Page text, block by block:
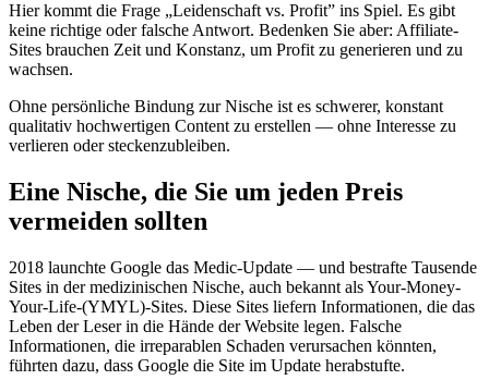
Hier kommt die Frage „Leidenschaft vs. Profit” ins Spiel. Es gibt
keine richtige oder falsche Antwort. Bedenken Sie aber: Affiliate-
Sites brauchen Zeit und Konstanz, um Profit zu generieren und zu
wachsen.
Ohne persönliche Bindung zur Nische ist es schwerer, konstant
qualitativ hochwertigen Content zu erstellen — ohne Interesse zu
verlieren oder steckenzubleiben.
Eine Nische, die Sie um jeden Preis
vermeiden sollten
2018 launchte Google das Medic-Update — und bestrafte Tausende
Sites in der medizinischen Nische, auch bekannt als Your-Money-
Your-Life-(YMYL)-Sites. Diese Sites liefern Informationen, die das
Leben der Leser in die Hände der Website legen. Falsche
Informationen, die irreparablen Schaden verursachen könnten,
führten dazu, dass Google die Site im Update herabstufte.